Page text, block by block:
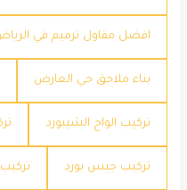
افضل مقاول ترميم في
بناء ملاحق حي العارض
تركيب الواح الشيبورد
تركيب جبس بورد